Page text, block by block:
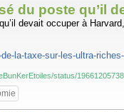
du poste qu’il
devait occuper à
la-taxe-sur-les-ultra-
status/